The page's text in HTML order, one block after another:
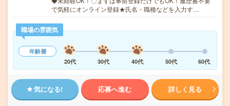
で気軽にオンライン登録★氏名・職種などを入力す…
職場の雰囲気
年齢層
20代
30代 40代 50代 60代
気になる! 応募へ進む 詳しく見る